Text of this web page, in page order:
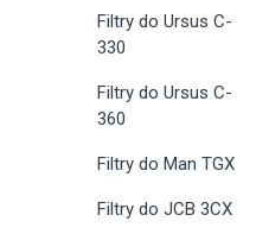
Filtry do Ursus C-
330
Filtry do Ursus C-
360
Filtry do Man TGX
Filtry do JCB 3CX